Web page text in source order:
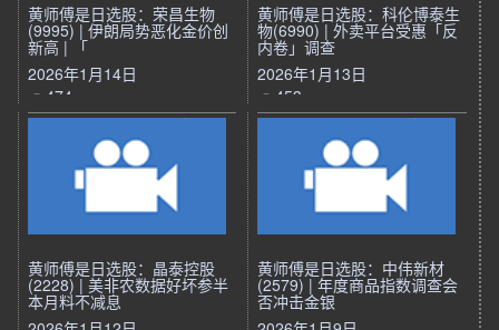
黄师傅是日选股：荣昌生物
(9995) | 伊朗局势恶化金价创
新高 | 「
2026年1月14日
474
黄师傅是日选股：科伦博泰生
物(6990) | 外卖平台受惠「反
内卷」调查
2026年1月13日
453
黄师傅是日选股：晶泰控股
(2228) | 美非农数据好坏参半
本月料不减息
黄师傅是日选股：中伟新材
(2579) | 年度商品指数调查会
否冲击金银